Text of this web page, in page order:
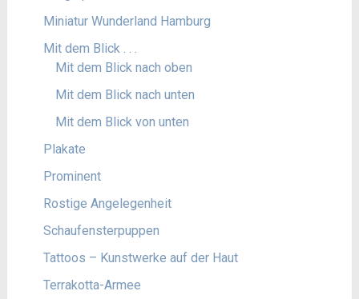
Miniatur Wunderland Hamburg
Mit dem Blick . . .
Mit dem Blick nach oben
Mit dem Blick nach unten
Mit dem Blick von unten
Plakate
Prominent
Rostige Angelegenheit
Schaufensterpuppen
Tattoos – Kunstwerke auf der Haut
Terrakotta-Armee